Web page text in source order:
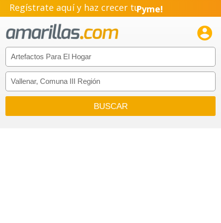
Regístrate aquí y haz crecer tuPyme!
Emprendimiento!
